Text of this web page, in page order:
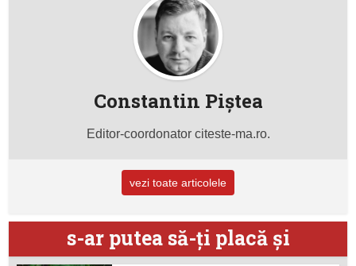
Constantin Piştea
Editor-coordonator citeste-ma.ro.
vezi toate articolele
s-ar putea să-ţi placă şi